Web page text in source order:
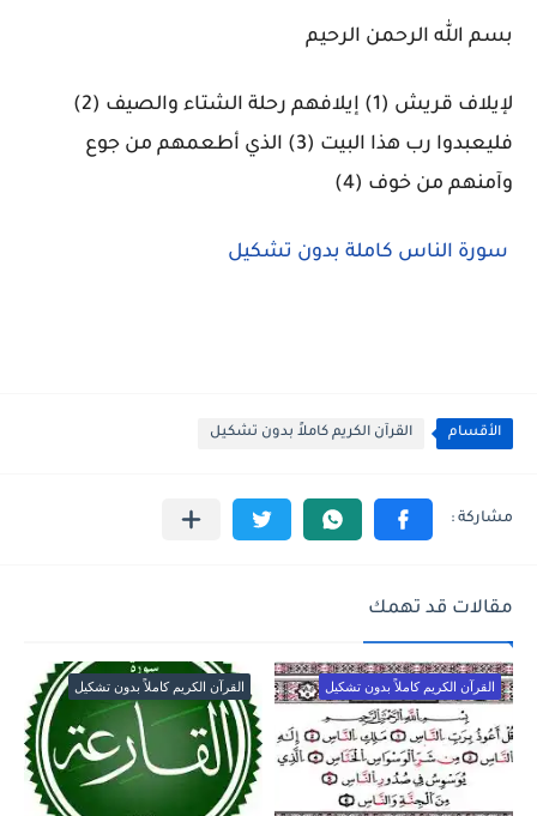
بسم الله الرحمن الرحيم
لإيلاف قريش (1) إيلافهم رحلة الشتاء والصيف (2)
فليعبدوا رب هذا البيت (3) الذي أطعمهم من جوع
وآمنهم من خوف (4)
سورة الناس كاملة بدون تشكيل
الأقسام القرآن الكريم كاملاً بدون تشكيل
مقالات قد تهمك
القرآن الكريم كاملاً بدون تشكيل القرآن الكريم كاملاً بدون تشكيل